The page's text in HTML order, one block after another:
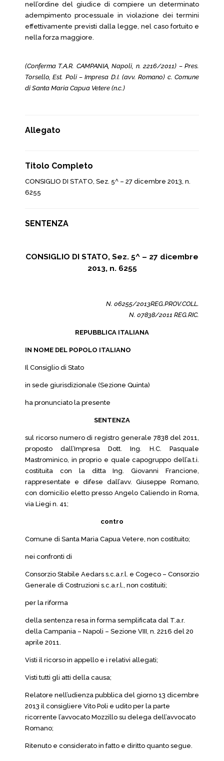
nell’ordine del giudice di compiere un determinato
adempimento processuale in violazione dei termini
effettivamente previsti dalla legge, nel caso fortuito e
nella forza maggiore.
(Conferma T.A.R. CAMPANIA, Napoli, n. 2216/2011) – Pres.
Torsello, Est. Poli – Impresa D.I. (avv. Romano) c. Comune
di Santa Maria Capua Vetere (n.c.)
Allegato
Titolo Completo
CONSIGLIO DI STATO, Sez. 5^ – 27 dicembre 2013, n.
6255
SENTENZA
CONSIGLIO DI STATO, Sez. 5^ – 27 dicembre
2013, n. 6255
N. 06255/2013REG.PROV.COLL.
N. 07838/2011 REG.RIC.
REPUBBLICA ITALIANA
IN NOME DEL POPOLO ITALIANO
Il Consiglio di Stato
in sede giurisdizionale (Sezione Quinta)
ha pronunciato la presente
SENTENZA
sul ricorso numero di registro generale 7838 del 2011,
proposto dall’Impresa Dott. Ing. H.C. Pasquale
Mastrominico, in proprio e quale capogruppo dell’a.t.i.
costituita con la ditta Ing. Giovanni Francione,
rappresentate e difese dall’avv. Giuseppe Romano,
con domicilio eletto presso Angelo Caliendo in Roma,
via Liegi n. 41;
contro
Comune di Santa Maria Capua Vetere, non costituito;
nei confronti di
Consorzio Stabile Aedars s.c.a.r.l. e Cogeco – Consorzio
Generale di Costruzioni s.c.a.r.l., non costituiti;
per la riforma
della sentenza resa in forma semplificata dal T.a.r.
della Campania – Napoli – Sezione VIII, n. 2216 del 20
aprile 2011.
Visti il ricorso in appello e i relativi allegati;
Visti tutti gli atti della causa;
Relatore nell’udienza pubblica del giorno 13 dicembre
2013 il consigliere Vito Poli e udito per la parte
ricorrente l’avvocato Mozzillo su delega dell’avvocato
Romano;
Ritenuto e considerato in fatto e diritto quanto segue.